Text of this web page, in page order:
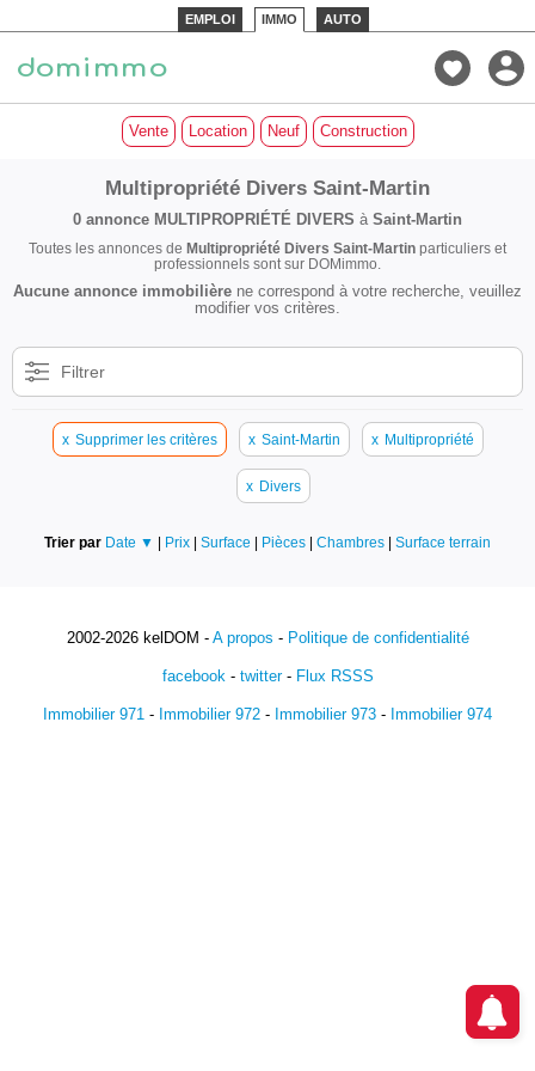
EMPLOI IMMO AUTO
Vente Location Neuf Construction
Multipropriété Divers Saint-Martin
0 annonce MULTIPROPRIÉTÉ DIVERS à Saint-Martin
Toutes les annonces de Multipropriété Divers Saint-Martin particuliers et
professionnels sont sur DOMimmo.
Aucune annonce immobilière ne correspond à votre recherche, veuillez
modifier vos critères.
Filtrer
x Supprimer les critères x Saint-Martin x Multipropriété
x Divers
Trier par Date ▼ | Prix | Surface | Pièces | Chambres | Surface terrain
2002-2026 kelDOM - A propos - Politique de confidentialité
facebook- twitter- Flux RSSS
Immobilier 971 - Immobilier 972 - Immobilier 973 - Immobilier 974